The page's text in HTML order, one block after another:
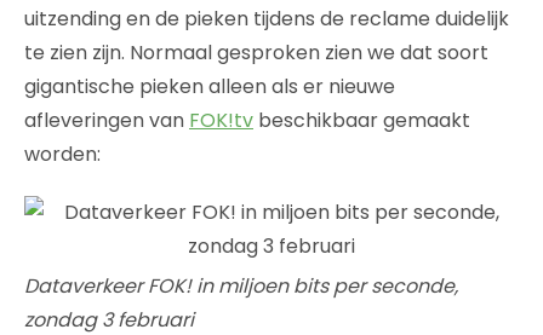
uitzending en de pieken tijdens de reclame duidelijk
te zien zijn. Normaal gesproken zien we dat soort
gigantische pieken alleen als er nieuwe
afleveringen van FOK!tv beschikbaar gemaakt
worden:
Dataverkeer FOK! in miljoen bits per seconde,
zondag 3 februari